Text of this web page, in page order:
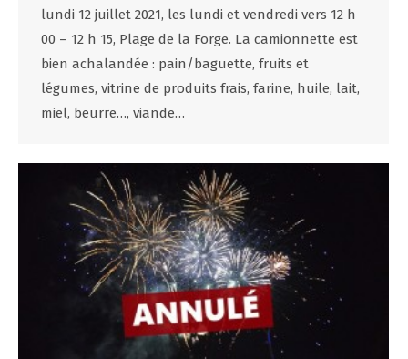
lundi 12 juillet 2021, les lundi et vendredi vers 12 h
00 – 12 h 15, Plage de la Forge. La camionnette est
bien achalandée : pain/baguette, fruits et
légumes, vitrine de produits frais, farine, huile, lait,
miel, beurre…, viande…